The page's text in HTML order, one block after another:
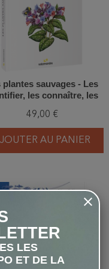
plantes sauvages - Les
les connaître, les
49,00 €
AU PANIER
favorite_border
LES
ET DE LA